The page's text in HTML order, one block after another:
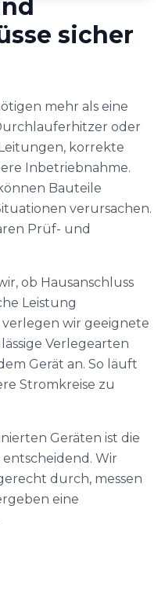
sicher
mehr als eine
oder
korrekte
Inbetriebnahme.
Bauteile
verursachen.
Prüf- und
ob Hausanschluss
Leistung
wir geeignete
Verlegearten
Gerät an. So läuft
Stromkreise zu
Geräten ist die
Wir
durch, messen
eine